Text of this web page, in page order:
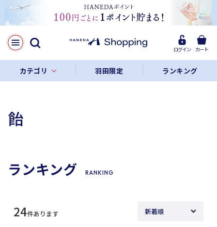
ログイン カート
カテゴリ 羽田限定 ランキング
飴
ランキング RANKING
24件あります